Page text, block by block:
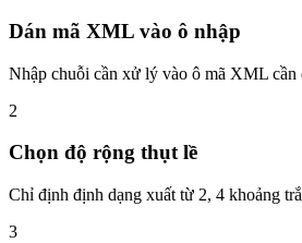
Dán mã XML vào ô nhập
Nhập chuỗi cần xử lý vào ô mã XML cần
2
Chọn độ rộng thụt lề
Chỉ định định dạng xuất từ 2, 4 khoảng
3